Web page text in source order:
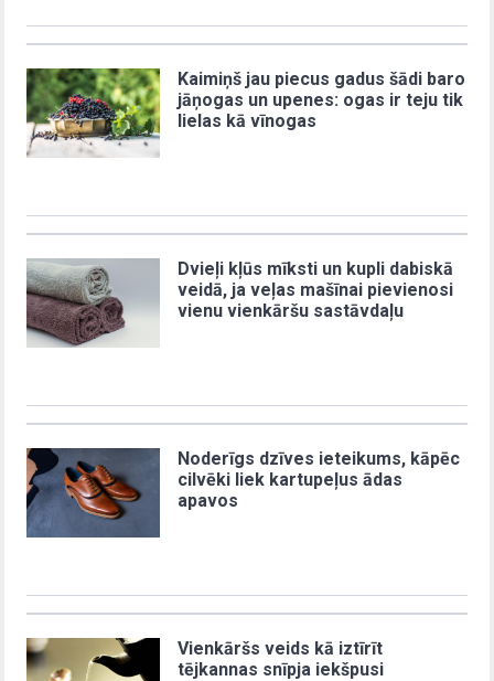
Kaimiņš jau piecus gadus šādi baro
jāņogas un upenes: ogas ir teju tik
lielas kā vīnogas
Dvieļi kļūs mīksti un kupli dabiskā
veidā, ja veļas mašīnai pievienosi
vienu vienkāršu sastāvdaļu
Noderīgs dzīves ieteikums, kāpēc
cilvēki liek kartupeļus ādas
apavos
Vienkāršs veids kā iztīrīt
tējkannas snīpja iekšpusi